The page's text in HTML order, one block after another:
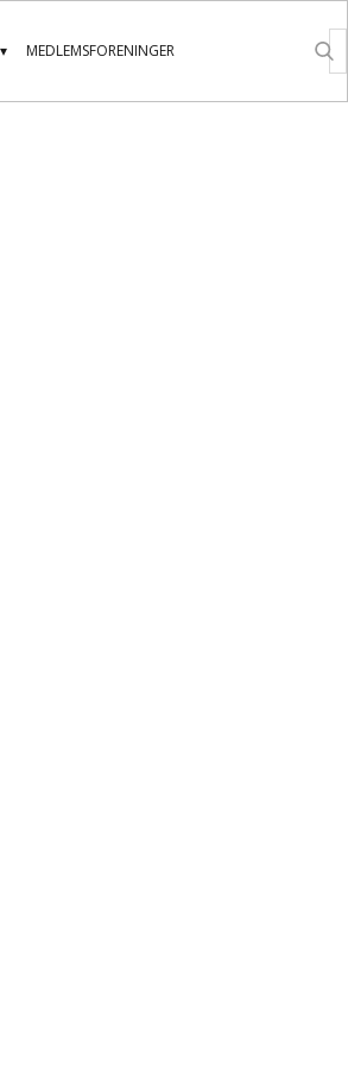
MEDLEMSFORENINGER